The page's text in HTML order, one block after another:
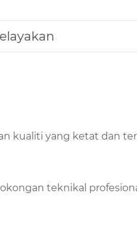
kualiti yang ketat dan
teknikal